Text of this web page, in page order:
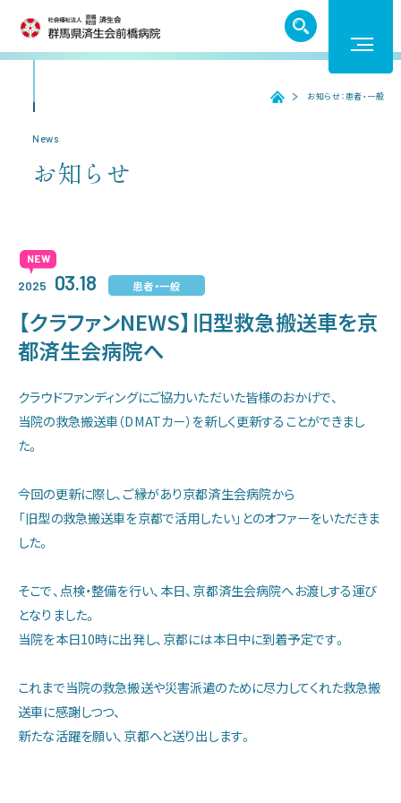
受診のご案内
当院の特色
診療部門のご案内
医療技術部門のご案内
お問い合わせ
アクセス
ホーム お知らせ：患者・一般
News
お知らせ
2025 03.18 患者・一般
【クラファンNEWS】旧型救急搬送車を京
都済生会病院へ
クラウドファンディングにご協力いただいた皆様のおかげで、
当院の救急搬送車（DMATカー）を新しく更新することができまし
た。
今回の更新に際し、ご縁があり京都済生会病院から
「旧型の救急搬送車を京都で活用したい」とのオファーをいただきま
した。
そこで、点検・整備を行い、本日、京都済生会病院へお渡しする運び
となりました。
当院を本日10時に出発し、京都には本日中に到着予定です。
これまで当院の救急搬送や災害派遣のために尽力してくれた救急搬
送車に感謝しつつ、
新たな活躍を願い、京都へと送り出します。